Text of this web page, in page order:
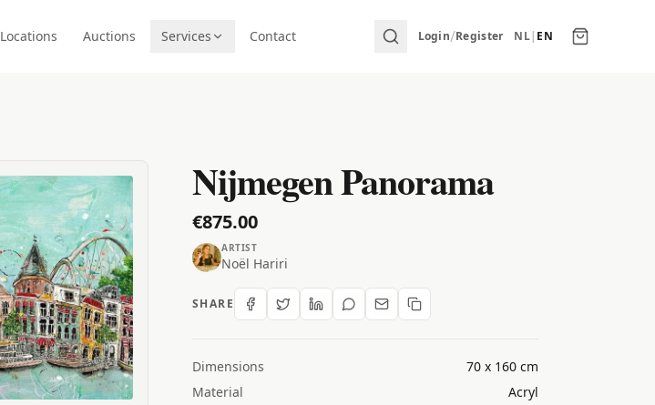
Locations Auctions Services Contact Login/Register NL| EN
Nijmegen Panorama
€875.00
ARTIST
Noël Hariri
SHARE
Dimensions
70 x 160 cm
Material
Acryl